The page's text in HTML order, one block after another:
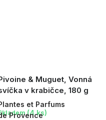
& Muguet, Vonná
v krabičce, 180 g
et Parfums
Provence
(4 ks)